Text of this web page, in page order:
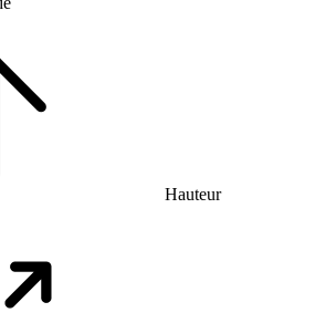
Hauteur